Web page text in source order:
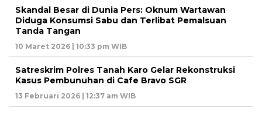
Skandal Besar di Dunia Pers: Oknum Wartawan
Diduga Konsumsi Sabu dan Terlibat Pemalsuan
Tanda Tangan
10 Maret 2026 | 10:33 pm WIB
Satreskrim Polres Tanah Karo Gelar Rekonstruksi
Kasus Pembunuhan di Cafe Bravo SGR
13 Februari 2026 | 12:37 am WIB